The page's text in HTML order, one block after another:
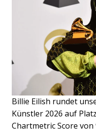
Billie Eilish rundet
Künstler 2026 auf
Chartmetric Score